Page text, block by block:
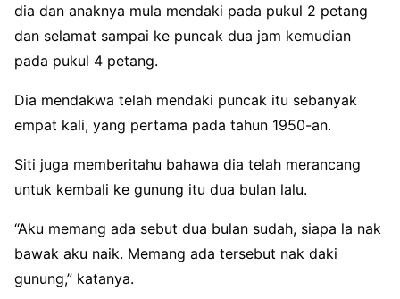
dia dan anaknya mula mendaki pada pukul 2 petang
dan selamat sampai ke puncak dua jam kemudian
pada pukul 4 petang.
Dia mendakwa telah mendaki puncak itu sebanyak
empat kali, yang pertama pada tahun 1950-an.
Siti juga memberitahu bahawa dia telah merancang
untuk kembali ke gunung itu dua bulan lalu.
“Aku memang ada sebut dua bulan sudah, siapa la nak
bawak aku naik. Memang ada tersebut nak daki
gunung,” katanya.